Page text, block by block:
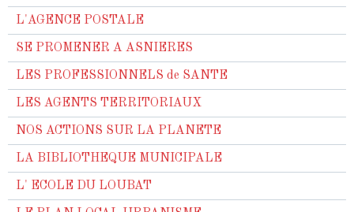
L'AGENCE POSTALE
SE PROMENER A ASNIERES
LES PROFESSIONNELS de SANTE
LES AGENTS TERRITORIAUX
NOS ACTIONS SUR LA PLANETE
LA BIBLIOTHEQUE MUNICIPALE
L' ECOLE DU LOUBAT